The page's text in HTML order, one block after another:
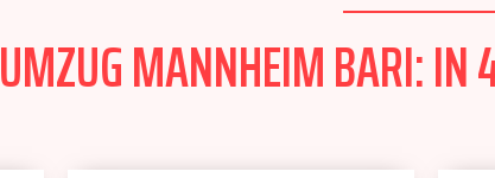
UMZUG MANNHEIM BARI: IN